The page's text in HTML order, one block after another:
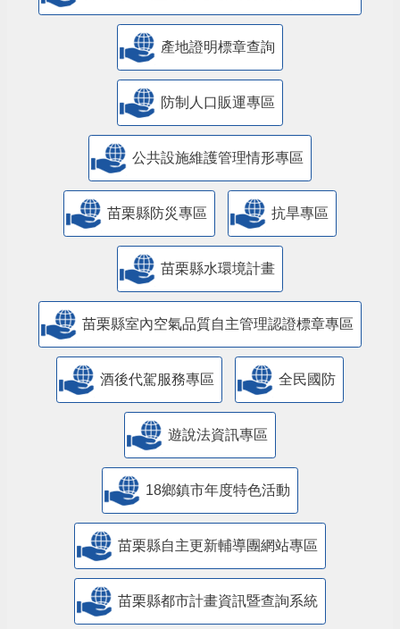
產地證明標章查詢
防制人口販運專區
​公共設施維護管理情形專區
苗栗縣防災專區 抗旱專區
苗栗縣水環境計畫
苗栗縣室內空氣品質自主管理認證標章專區
酒後代駕服務專區 全民國防
遊說法資訊專區
18鄉鎮市年度特色活動
苗栗縣自主更新輔導團網站專區
苗栗縣都市計畫資訊暨查詢系統